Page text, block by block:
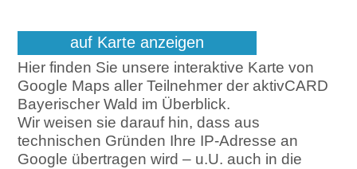
auf Karte anzeigen
Hier finden Sie unsere interaktive Karte von
Google Maps aller Teilnehmer der aktivCARD
Bayerischer Wald im Überblick.
Wir weisen sie darauf hin, dass aus
technischen Gründen Ihre IP-Adresse an
Google übertragen wird – u.U. auch in die